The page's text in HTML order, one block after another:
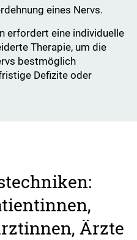
eines Nervs.
erfordert eine individuelle
Therapie, um die
bestmöglich
Defizite oder
Ärzte